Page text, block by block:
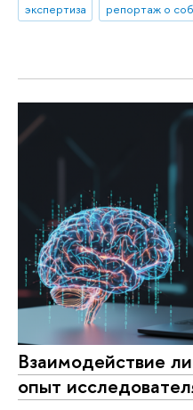
экспертиза
репортаж о
Взаимодействие
опыт